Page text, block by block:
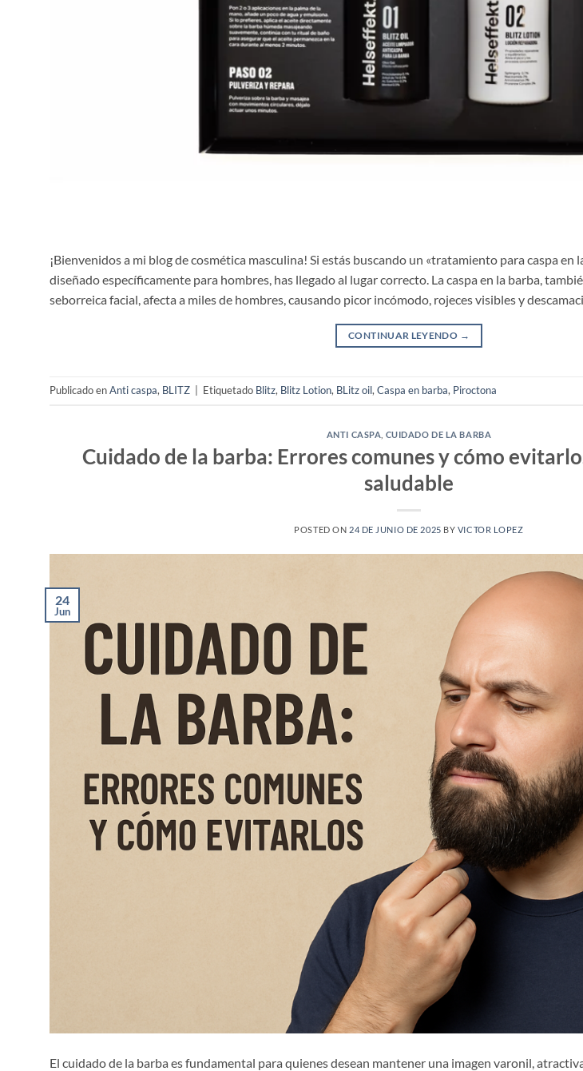
¡Bienvenidos a mi blog de cosmética masculina! Si estás buscando un «tratamiento para caspa en
diseñado específicamente para hombres, has llegado al lugar correcto. La caspa en la barba,
seborreica facial, afecta a miles de hombres, causando picor incómodo, rojeces visibles y
CONTINUAR LEYENDO →
Publicado enAnti caspa, BLITZ Etiquetado Blitz, Blitz Lotion, BLitz oil,Caspa en barba, Piroctona
ANTI CASPA CUIDADO DE LA BARBA
Cuidado de la barba: Errores comunes y cómo
saludable
POSTED ON 24 DE JUNIO DE 2025 BY VICTOR LOPEZ
24
Jun
El cuidado de la barba es fundamental para quienes desean mantener una imagen varonil,